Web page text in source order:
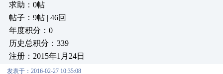
求助：0帖
帖子：9帖 | 46回
年度积分：0
历史总积分：339
注册：2015年1月24日
发表于：2016-02-27 10:35:08